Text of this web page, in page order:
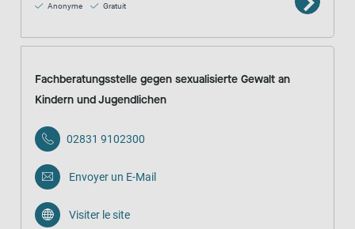
Anonyme Gratuit
Fachberatungsstelle gegen sexualisierte Gewalt an
Kindern und Jugendlichen
02831 9102300
Envoyer un E-Mail
Visiter le site